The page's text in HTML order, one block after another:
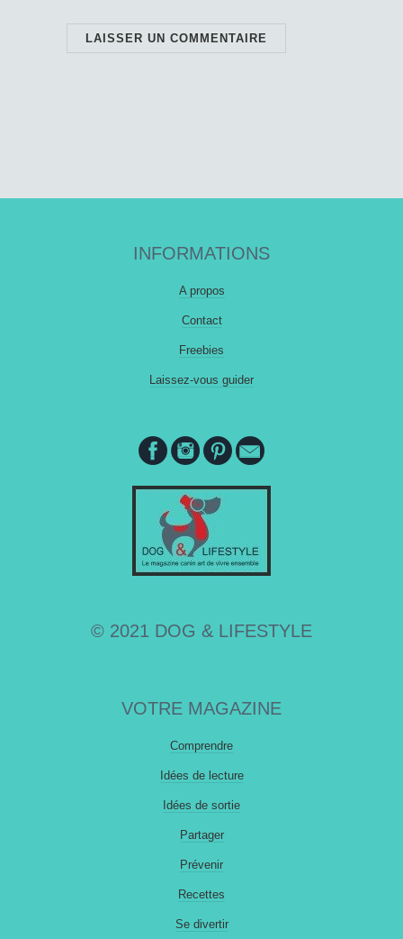
INFORMATIONS
A propos
Contact
Freebies
Laissez-vous guider
© 2021 DOG & LIFESTYLE
VOTRE MAGAZINE
Comprendre
Idées de lecture
Idées de sortie
Partager
Prévenir
Recettes
Se divertir